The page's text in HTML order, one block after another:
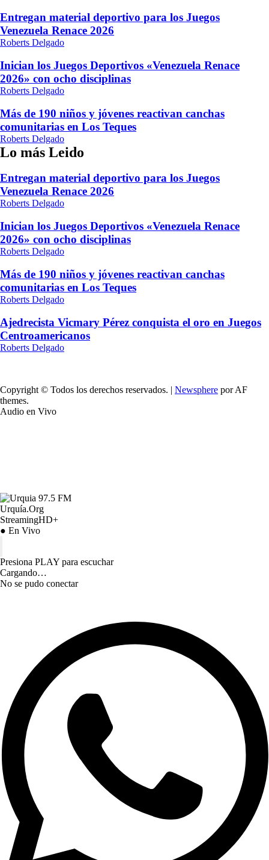
Entregan material deportivo para los Juegos
Venezuela Renace 2026
Roberts Delgado
Inician los Juegos Deportivos «Venezuela Renace
2026» con ocho disciplinas
Roberts Delgado
Más de 190 niños y jóvenes reactivan canchas
comunitarias en Los Teques
Roberts Delgado
Lo más Leido
Entregan material deportivo para los Juegos
Venezuela Renace 2026
Roberts Delgado
Inician los Juegos Deportivos «Venezuela Renace
2026» con ocho disciplinas
Roberts Delgado
Más de 190 niños y jóvenes reactivan canchas
comunitarias en Los Teques
Roberts Delgado
Ajedrecista Vicmary Pérez conquista el oro en Juegos
Centroamericanos
Roberts Delgado
Copyright © Todos los derechos reservados. | Newsphere por AF
themes.
Audio en Vivo
Urquía.Org
StreamingHD+
● En Vivo
Presiona PLAY para escuchar
Cargando…
No se pudo conectar